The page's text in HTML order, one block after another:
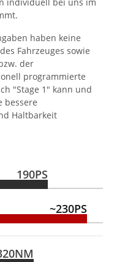
haben keine
Fahrzeuges sowie
der
programmierte
"Stage 1" kann und
bessere
Haltbarkeit
190PS
~230PS